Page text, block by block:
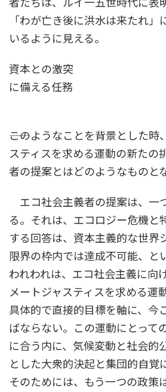
「わが亡き後に洪水は来たれ」
いるように見える。
資本との激突
に備える任務
――このようなことを背景とした
スティスを求める運動の新たの
者の提案とはどのようなものと
エコ社会主義者の提案は、一
る。それは、エコロジー危機と
する回答は、資本主義的な世界
限界の枠内では達成不可能、と
われわれは、エコ社会主義に向
メートジャスティスを求める運
具体的で直接的目標を軸に、今
ばならない。この運動にとって
に合う内に、気候変動と社会的
とした大衆的決起と集団的自覚
そのためには、もう一つの政策